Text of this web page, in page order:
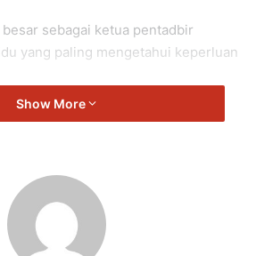
sebagai ketua pentadbir
yang paling mengetahui keperluan
Rasah yang bernilai lebih
perbincangan yang produktif
disusuli dengan urusan
kepada ICU JPM,” ujar Cha.
Show More